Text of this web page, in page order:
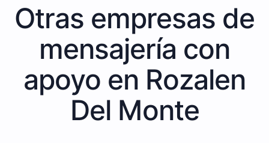
Otras empresas de
mensajería con
apoyo en Rozalen
Del Monte